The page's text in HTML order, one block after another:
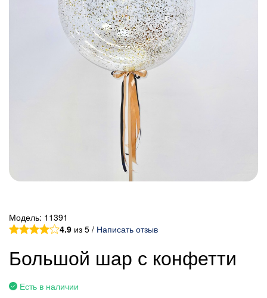
Модель: 11391
4.9 из 5 / Написать отзыв
Большой шар с конфетти
Есть в наличии